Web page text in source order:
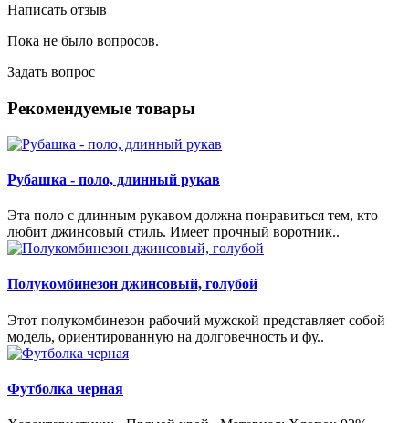
Написать отзыв
Пока не было вопросов.
Задать вопрос
Рекомендуемые товары
Рубашка - поло, длинный рукав
Эта поло с длинным рукавом должна понравиться тем, кто
любит джинсовый стиль. Имеет прочный воротник..
Полукомбинезон джинсовый, голубой
Этот полукомбинезон рабочий мужской представляет собой
модель, ориентированную на долговечность и фу..
Футболка черная